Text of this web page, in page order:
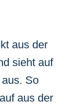
aus der
sieht auf
So
aus der